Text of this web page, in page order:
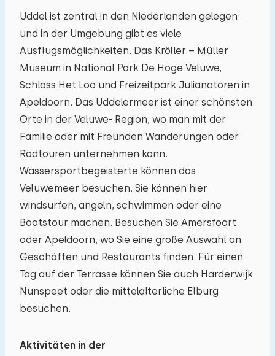
Uddel ist zentral in den Niederlanden gelegen
und in der Umgebung gibt es viele
Ausflugsmöglichkeiten. Das Kröller – Müller
Museum in National Park De Hoge Veluwe,
Schloss Het Loo und Freizeitpark Julianatoren in
Apeldoorn. Das Uddelermeer ist einer schönsten
Orte in der Veluwe- Region, wo man mit der
Familie oder mit Freunden Wanderungen oder
Radtouren unternehmen kann.
Wassersportbegeisterte können das
Veluwemeer besuchen. Sie können hier
windsurfen, angeln, schwimmen oder eine
Bootstour machen. Besuchen Sie Amersfoort
oder Apeldoorn, wo Sie eine große Auswahl an
Geschäften und Restaurants finden. Für einen
Tag auf der Terrasse können Sie auch Harderwijk
Nunspeet oder die mittelalterliche Elburg
besuchen.
Aktivitäten in der